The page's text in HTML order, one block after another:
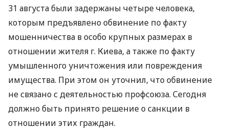
31 августа были задержаны четыре человека,
которым предъявлено обвинение по факту
мошенничества в особо крупных размерах в
отношении жителя г. Киева, а также по факту
умышленного уничтожения или повреждения
имущества. При этом он уточнил, что обвинение
не связано с деятельностью профсоюза. Сегодня
должно быть принято решение о санкции в
отношении этих граждан.